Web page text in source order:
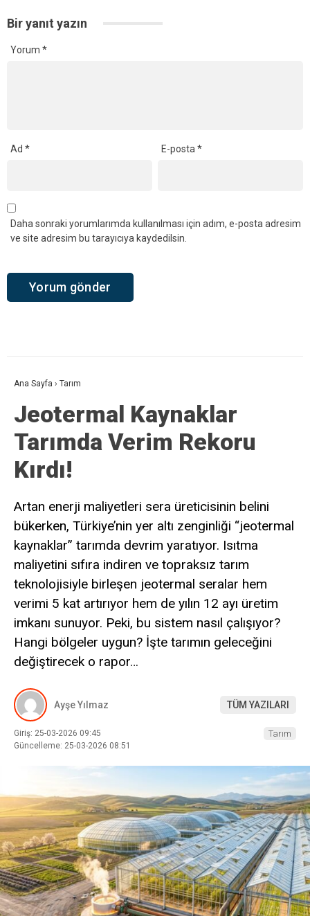
Bir yanıt yazın
Yorum *
Ad * E-posta*
Daha sonraki yorumlarımda kullanılması için adım, e-posta adresim
ve site adresim bu tarayıcıya kaydedilsin.
Ana Sayfa › Tarım
Jeotermal Kaynaklar
Tarımda Verim Rekoru
Kırdı!
Artan enerji maliyetleri sera üreticisinin belini
bükerken, Türkiye’nin yer altı zenginliği “jeotermal
kaynaklar” tarımda devrim yaratıyor. Isıtma
maliyetini sıfıra indiren ve topraksız tarım
teknolojisiyle birleşen jeotermal seralar hem
verimi 5 kat artırıyor hem de yılın 12 ayı üretim
imkanı sunuyor. Peki, bu sistem nasıl çalışıyor?
Hangi bölgeler uygun? İşte tarımın geleceğini
değiştirecek o rapor…
Ayşe Yılmaz TÜM YAZILARI
Giriş: 25-03-2026 09:45
Güncelleme: 25-03-2026 08:51
Tarım